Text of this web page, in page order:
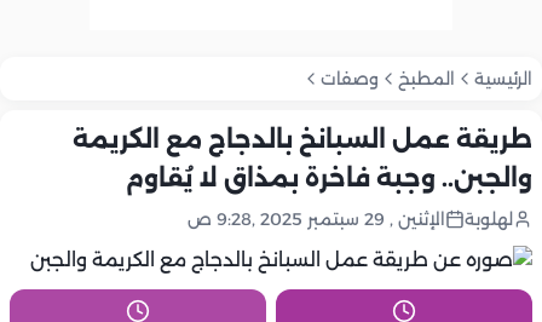
الرئيسية المطبخ وصفات
طريقة عمل السبانخ بالدجاج مع الكريمة
والجبن.. وجبة فاخرة بمذاق لا يُقاوم
لهلوبة الإثنين , 29 سبتمبر 2025 ,9:28 ص